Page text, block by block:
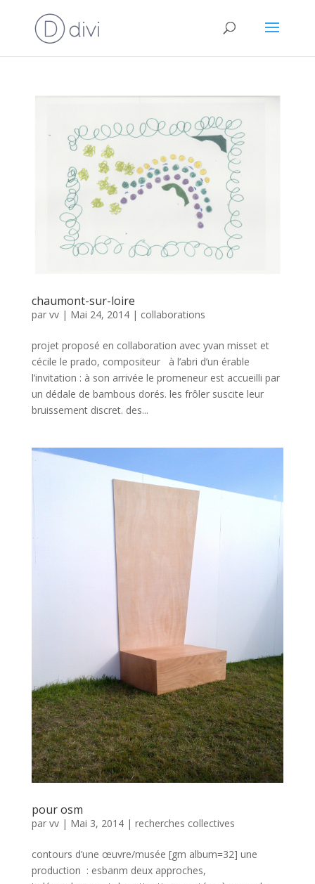
chaumont-sur-loire
par vv| Mai 24, 2014| collaborations
projet proposé en collaboration avec yvan misset et
cécile le prado, compositeur à l’abri d’un érable
l’invitation : à son arrivée le promeneur est accueilli par
un dédale de bambous dorés. les frôler suscite leur
bruissement discret. des...
pour osm
par vv| Mai 3, 2014| recherches collectives
contours d’une œuvre/musée [gm album=32] une
production : esbanm deux approches,